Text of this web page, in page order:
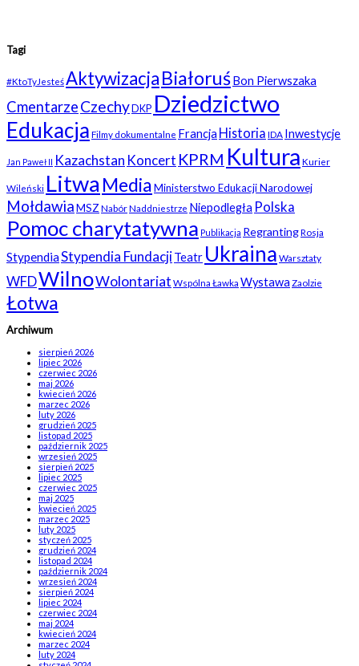
Tagi
#KtoTyJesteśAktywizacjaBiałoruśBon Pierwszaka
CmentarzeCzechyDKP Dziedzictwo
Edukacja Filmy dokumentalne Francja Historia IDA Inwestycje
Jan Paweł II Kazachstan Koncert KPRM Kultura Kurier
Wileński Litwa MediaMinisterstwo Edukacji Narodowej
MołdawiaMSZ NabórNaddniestrze Niepodległa Polska
Pomoc charytatywna Publikacja RegrantingRosja
StypendiaStypendia FundacjiTeatr Ukraina Warsztaty
WFDWilnoWolontariat Wspólna Ławka Wystawa Zaolzie
Łotwa
Archiwum
sierpień 2026
lipiec 2026
czerwiec 2026
maj 2026
kwiecień 2026
marzec 2026
luty 2026
grudzień 2025
listopad 2025
październik 2025
wrzesień 2025
sierpień 2025
lipiec 2025
czerwiec 2025
maj 2025
kwiecień 2025
marzec 2025
luty 2025
styczeń 2025
grudzień 2024
listopad 2024
październik 2024
wrzesień 2024
sierpień 2024
lipiec 2024
czerwiec 2024
maj 2024
kwiecień 2024
marzec 2024
luty 2024